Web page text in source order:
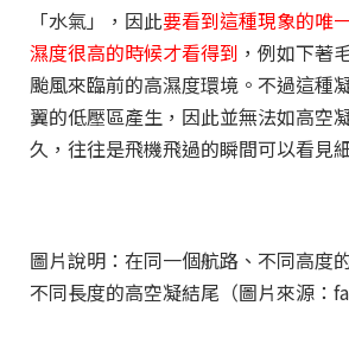
「水氣」，因此要看到這種現象的唯
濕度很高的時候才看得到 ，例如下著
颱風來臨前的高濕度環境。不過這種
翼的低壓區產生，因此並無法如高空
久，往往是飛機飛過的瞬間可以看見
圖片說明：在同一個航路、不同高度
不同長度的高空凝結尾（圖片來源：